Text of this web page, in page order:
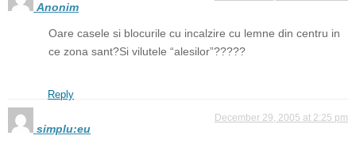
Anonim
Oare casele si blocurile cu incalzire cu lemne din centru in
ce zona sant?Si vilutele “alesilor”?????
Reply
simplu:eu
December 29, 2005 at 2:25 pm